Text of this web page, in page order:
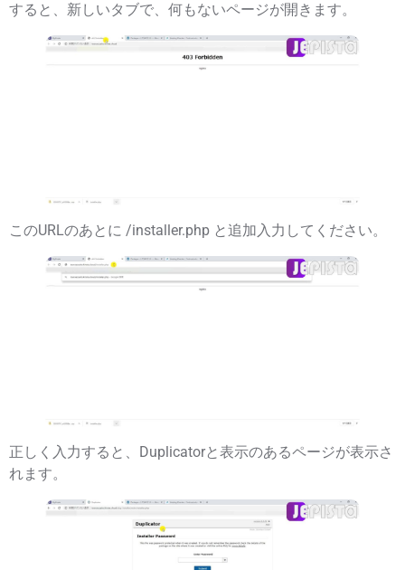
すると、新しいタブで、何もないページが開きます。
このURLのあとに /installer.php と追加入力してください。
正しく入力すると、Duplicatorと表示のあるページが表示さ
れます。